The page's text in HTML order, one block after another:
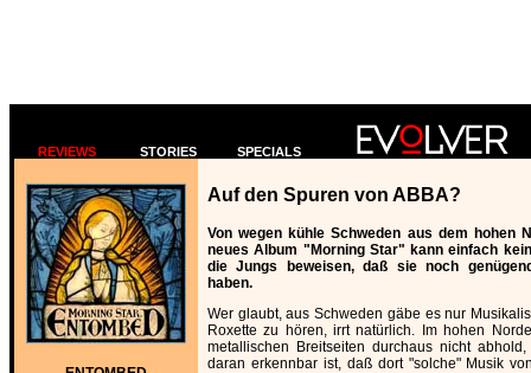
REVIEWS STORIES SPECIALS
Auf den Spuren von ABBA?
Von wegen kühle Schweden aus dem hohen
neues Album "Morning Star" kann einfach
die Jungs beweisen, daß sie noch
haben.
Wer glaubt, aus Schweden gäbe es nur
Roxette zu hören, irrt natürlich. Im hohen
metallischen Breitseiten durchaus nicht
daran erkennbar ist, daß dort "solche" Musik